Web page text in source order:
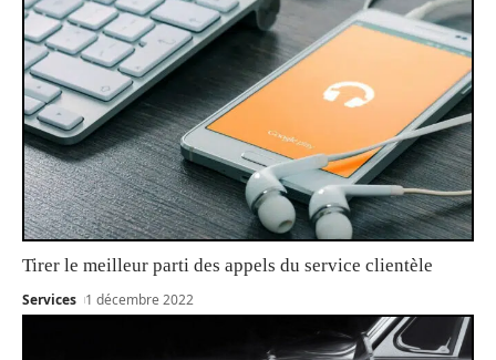
Tirer le meilleur parti des appels du service clientèle
Services 1 décembre 2022